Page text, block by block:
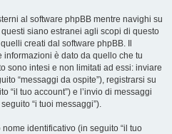
al software phpBB mentre navighi su
questi siano estranei agli scopi di questo
creati dal software phpBB. Il
è dato da quello che tu
sono intesi e non limitati ad essi: inviare
“messaggi da ospite”), registrarsi su
“il tuo account”) e l’invio di messaggi
“i tuoi messaggi”).
nome identificativo (in seguito “il tuo